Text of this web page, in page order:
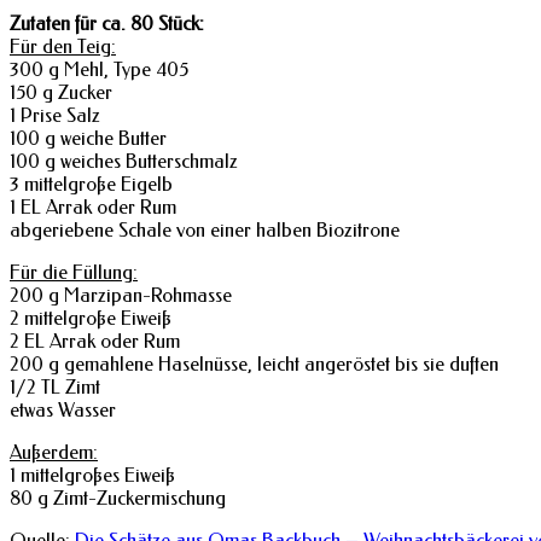
Zutaten für ca. 80 Stück:
Für den Teig:
300 g Mehl, Type 405
150 g Zucker
1 Prise Salz
100 g weiche Butter
100 g weiches Butterschmalz
3 mittelgroße Eigelb
1 EL Arrak oder Rum
abgeriebene Schale von einer halben Biozitrone
Für die Füllung:
200 g Marzipan-Rohmasse
2 mittelgroße Eiweiß
2 EL Arrak oder Rum
200 g gemahlene Haselnüsse, leicht angeröstet bis sie duften
1/2 TL Zimt
etwas Wasser
Außerdem:
1 mittelgroßes Eiweiß
80 g Zimt-Zuckermischung